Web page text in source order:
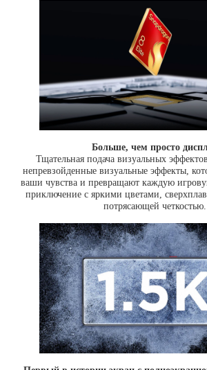
Больше, чем просто
Тщательная подача визуальных
непревзойденные визуальные эффекты,
ваши чувства и превращают каждую
приключение с яркими цветами,
потрясающей четкостью.